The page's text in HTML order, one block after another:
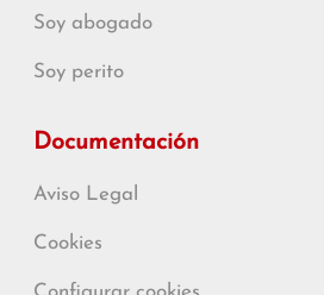
Soy abogado
Soy perito
Documentación
Aviso Legal
Cookies